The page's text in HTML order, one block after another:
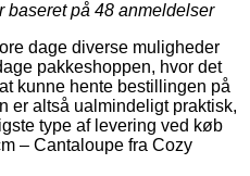
baseret på 48 anmeldelser
dage diverse muligheder
pakkeshoppen, hvor det
kunne hente bestillingen på
er altså ualmindeligt praktisk,
type af levering ved køb
– Cantaloupe fra Cozy